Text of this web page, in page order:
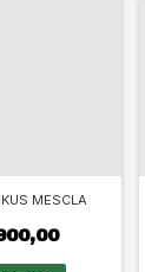
MESCLA